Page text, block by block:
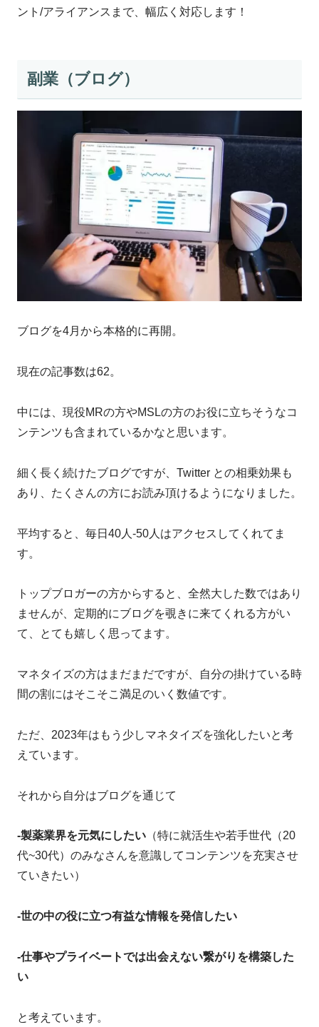
ント/アライアンスまで、幅広く対応します！
副業（ブログ）
ブログを4月から本格的に再開。
現在の記事数は62。
中には、現役MRの方やMSLの方のお役に立ちそうなコ
ンテンツも含まれているかなと思います。
細く長く続けたブログですが、Twitter との相乗効果も
あり、たくさんの方にお読み頂けるようになりました。
平均すると、毎日40人-50人はアクセスしてくれてま
す。
トップブロガーの方からすると、全然大した数ではあり
ませんが、定期的にブログを覗きに来てくれる方がい
て、とても嬉しく思ってます。
マネタイズの方はまだまだですが、自分の掛けている時
間の割にはそこそこ満足のいく数値です。
ただ、2023年はもう少しマネタイズを強化したいと考
えています。
それから自分はブログを通じて
-製薬業界を元気にしたい （特に就活生や若手世代（20
代~30代）のみなさんを意識してコンテンツを充実させ
ていきたい）
-世の中の役に立つ有益な情報を発信したい
-仕事やプライベートでは出会えない繋がりを構築した
い
と考えています。